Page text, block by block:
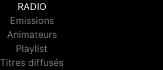
RADIO
Emissions
Animateurs
Playlist
Titres diffusés